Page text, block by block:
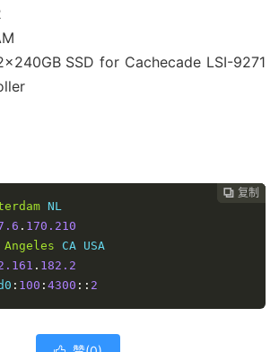
SSD for Cachecade LSI-9271
 复制
 复制
 复制
. 170.210
Angeles
. 182.2
: 100 : 4300 :: 2